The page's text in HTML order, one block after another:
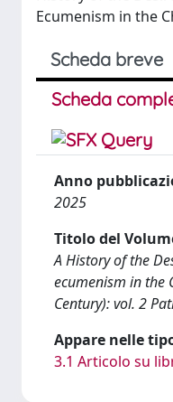
Ecumenism in the
Scheda breve
Scheda
Anno
2025
Titolo del
A History of the
ecumenism in the
Century): vol. 2
Appare nelle
3.1 Articolo su